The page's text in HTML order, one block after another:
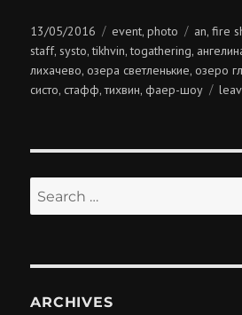
Posted
on
13/05/2016 Categories
event,photo Tags
an,fire
staff, systo,tikhvin,togathering,
лихачево,озера светленькие,озеро
систо,стафф,тихвин,фаер-шоу
Search
for:
ARCHIVES